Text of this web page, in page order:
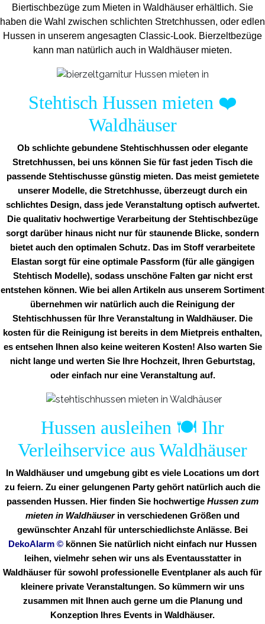
Biertischbezüge zum Mieten in Waldhäuser erhältlich. Sie
haben die Wahl zwischen schlichten Stretchhussen, oder edlen
Hussen in unserem angesagten Classic-Look. Bierzeltbezüge
kann man natürlich auch in Waldhäuser mieten.
Stehtisch Hussen mieten ❤️
Waldhäuser
Ob schlichte gebundene Stehtischhussen oder elegante
Stretchhussen, bei uns können Sie für fast jeden Tisch die
passende Stehtischusse günstig mieten. Das meist gemietete
unserer Modelle, die Stretchhusse, überzeugt durch ein
schlichtes Design, dass jede Veranstaltung optisch aufwertet.
Die qualitativ hochwertige Verarbeitung der Stehtischbezüge
sorgt darüber hinaus nicht nur für staunende Blicke, sondern
bietet auch den optimalen Schutz. Das im Stoff verarbeitete
Elastan sorgt für eine optimale Passform (für alle gängigen
Stehtisch Modelle), sodass unschöne Falten gar nicht erst
entstehen können. Wie bei allen Artikeln aus unserem Sortiment
übernehmen wir natürlich auch die Reinigung der
Stehtischhussen für Ihre Veranstaltung in Waldhäuser. Die
kosten für die Reinigung ist bereits in dem Mietpreis enthalten,
es entsehen Ihnen also keine weiteren Kosten! Also warten Sie
nicht lange und werten Sie Ihre Hochzeit, Ihren Geburtstag,
oder einfach nur eine Veranstaltung auf.
Hussen ausleihen 🍽️ Ihr
Verleihservice aus Waldhäuser
In Waldhäuser und umgebung gibt es viele Locations um dort
zu feiern. Zu einer gelungenen Party gehört natürlich auch die
passenden Hussen. Hier finden Sie hochwertige Hussen zum
mieten in Waldhäuserin verschiedenen Größen und
gewünschter Anzahl für unterschiedlichste Anlässe. Bei
DekoAlarm © können Sie natürlich nicht einfach nur Hussen
leihen, vielmehr sehen wir uns als Eventausstatter in
Waldhäuser für sowohl professionelle Eventplaner als auch für
kleinere private Veranstaltungen. So kümmern wir uns
zusammen mit Ihnen auch gerne um die Planung und
Konzeption Ihres Events in Waldhäuser.